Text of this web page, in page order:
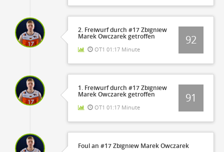
2. Freiwurf durch #17 Zbigniew
Marek Owczarek getroffen
OT1 01:17 Minute
92
1. Freiwurf durch #17 Zbigniew
Marek Owczarek getroffen
OT1 01:17 Minute
91
Foul an #17 Zbigniew Marek Owczarek